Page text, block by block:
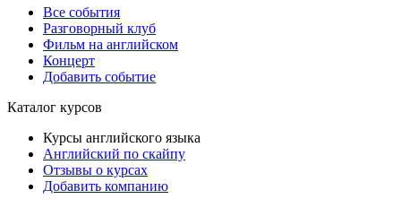
Все события
Разговорный клуб
Фильм на английском
Концерт
Добавить событие
Каталог курсов
Курсы английского языка
Английский по скайпу
Отзывы о курсах
Добавить компанию